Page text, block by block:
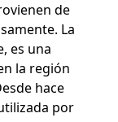
de
La
es una
la región
hace
por